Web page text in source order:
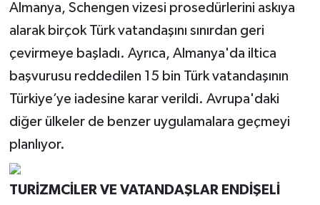
Almanya, Schengen vizesi prosedürlerini askıya
alarak birçok Türk vatandaşını sınırdan geri
çevirmeye başladı. Ayrıca, Almanya'da iltica
başvurusu reddedilen 15 bin Türk vatandaşının
Türkiye’ye iadesine karar verildi. Avrupa'daki
diğer ülkeler de benzer uygulamalara geçmeyi
planlıyor.
TURİZMCİLER VE VATANDAŞLAR ENDİŞELİ